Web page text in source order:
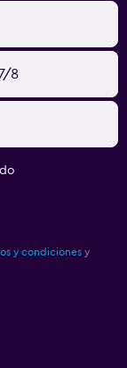
8
y condiciones y